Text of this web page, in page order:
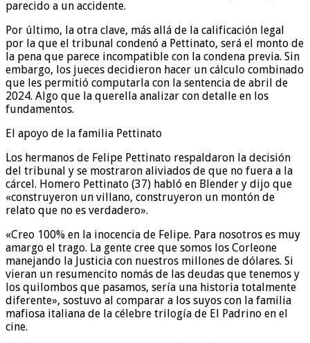
parecido a un accidente.
Por último, la otra clave, más allá de la calificación legal
por la que el tribunal condenó a Pettinato, será el monto de
la pena que parece incompatible con la condena previa. Sin
embargo, los jueces decidieron hacer un cálculo combinado
que les permitió computarla con la sentencia de abril de
2024. Algo que la querella analizar con detalle en los
fundamentos.
El apoyo de la familia Pettinato
Los hermanos de Felipe Pettinato respaldaron la decisión
del tribunal y se mostraron aliviados de que no fuera a la
cárcel. Homero Pettinato (37) habló en Blender y dijo que
«construyeron un villano, construyeron un montón de
relato que no es verdadero».
«Creo 100% en la inocencia de Felipe. Para nosotros es muy
amargo el trago. La gente cree que somos los Corleone
manejando la Justicia con nuestros millones de dólares. Si
vieran un resumencito nomás de las deudas que tenemos y
los quilombos que pasamos, sería una historia totalmente
diferente», sostuvo al comparar a los suyos con la familia
mafiosa italiana de la célebre trilogía de El Padrino en el
cine.